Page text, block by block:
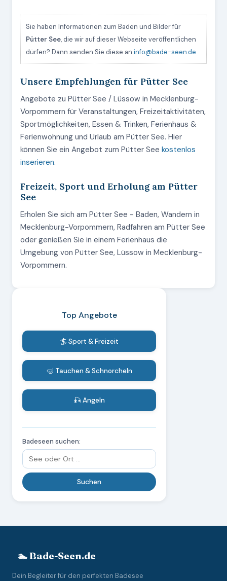
Sie haben Informationen zum Baden und Bilder für
Pütter See, die wir auf dieser Webseite veröffentlichen
dürfen? Dann senden Sie diese an info@bade-seen.de
Unsere Empfehlungen für Pütter See
Angebote zu Pütter See / Lüssow in Mecklenburg-
Vorpommern für Veranstaltungen, Freizeitaktivitäten,
Sportmöglichkeiten, Essen & Trinken, Ferienhaus &
Ferienwohnung und Urlaub am Pütter See. Hier
können Sie ein Angebot zum Pütter See kostenlos
inserieren.
Freizeit, Sport und Erholung am Pütter
See
Erholen Sie sich am Pütter See - Baden, Wandern in
Mecklenburg-Vorpommern, Radfahren am Pütter See
oder genießen Sie in einem Ferienhaus die
Umgebung von Pütter See, Lüssow in Mecklenburg-
Vorpommern.
Top Angebote
🏄 Sport & Freizeit
🤿 Tauchen & Schnorcheln
🎣 Angeln
Badeseen suchen:
🏊 Bade-Seen.de
Dein Begleiter für den perfekten Badesee